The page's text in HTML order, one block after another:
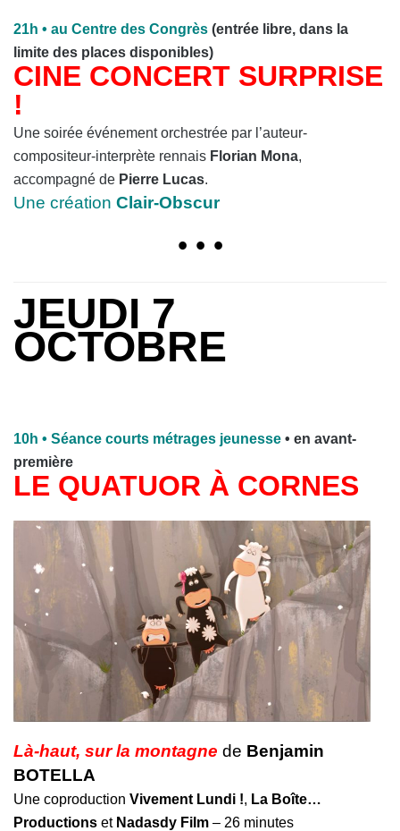
21h • au Centre des Congrès (entrée libre, dans la
limite des places disponibles)
CINE CONCERT SURPRISE
!
Une soirée événement orchestrée par l’auteur-
compositeur-interprète rennais Florian Mona,
accompagné de Pierre Lucas.
Une création Clair-Obscur
• • •
JEUDI 7
OCTOBRE
10h • Séance courts métrages jeunesse • en avant-
première
LE QUATUOR À CORNES
Là-haut, sur la montagne de Benjamin
BOTELLA
Une coproduction Vivement Lundi !, La Boîte…
Productions et Nadasdy Film – 26 minutes